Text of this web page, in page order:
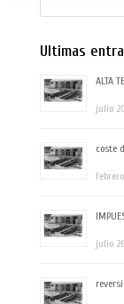
Ultimas
ALTA
julio
coste
julio